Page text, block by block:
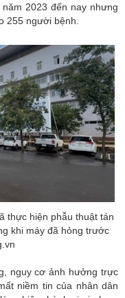
2023 đến nay nhưng
255 người bệnh.
thực hiện phẫu thuật tán
khi máy đã hỏng trước
nguy cơ ảnh hưởng trực
niềm tin của nhân dân